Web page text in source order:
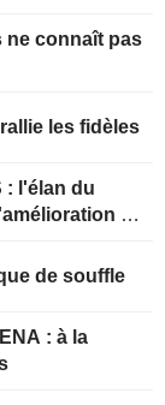
ne connaît pas
les fidèles
de
de souffle
: à la